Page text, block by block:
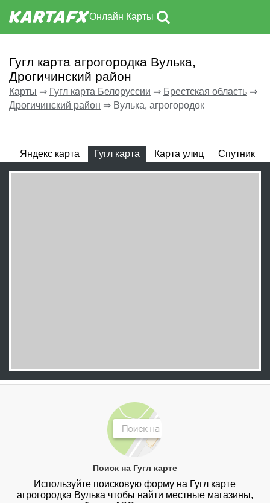
Онлайн Карты
Гугл карта агрогородка Вулька,
Дрогичинский район
Карты ⇒ Гугл карта Белоруссии ⇒ Брестская область ⇒
Дрогичинский район ⇒ Вулька, агрогородок
Яндекс карта Гугл карта Карта улиц Спутник
Поиск на Гугл карте
Используйте поисковую форму на Гугл карте
агрогородка Вулька чтобы найти местные магазины,